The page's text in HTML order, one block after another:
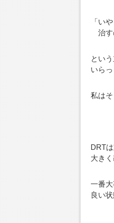
「い
治す
とい
いら
私はそ
DRT
大き
一番
良い